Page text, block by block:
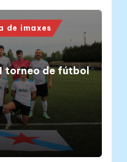
de imaxes
torneo de fútbol